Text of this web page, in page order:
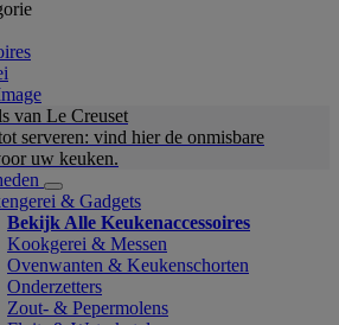
van Le Creuset
serveren: vind hier de onmisbare
uw keuken.
& Gadgets
Bekijk Alle Keukenaccessoires
Kookgerei & Messen
Ovenwanten & Keukenschorten
Onderzetters
Zout- & Pepermolens